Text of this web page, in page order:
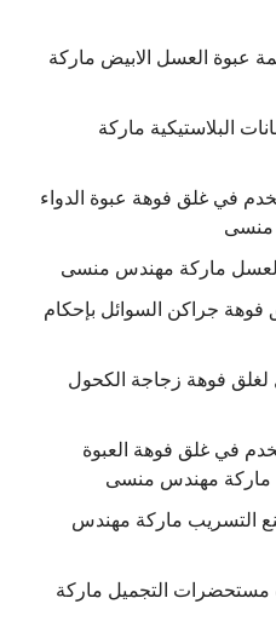
عبوة العسل الابيض ماركة
البلاستيكية ماركة
في غلق فوهة عبوة الدواء
ماركة مهندس منسى
فوهة جراكن السوائل بإحكام
فوهة زجاجة الكحول
في غلق فوهة العبوة
ماركة مهندس منسى
التسريب ماركة مهندس
التجميل ماركة